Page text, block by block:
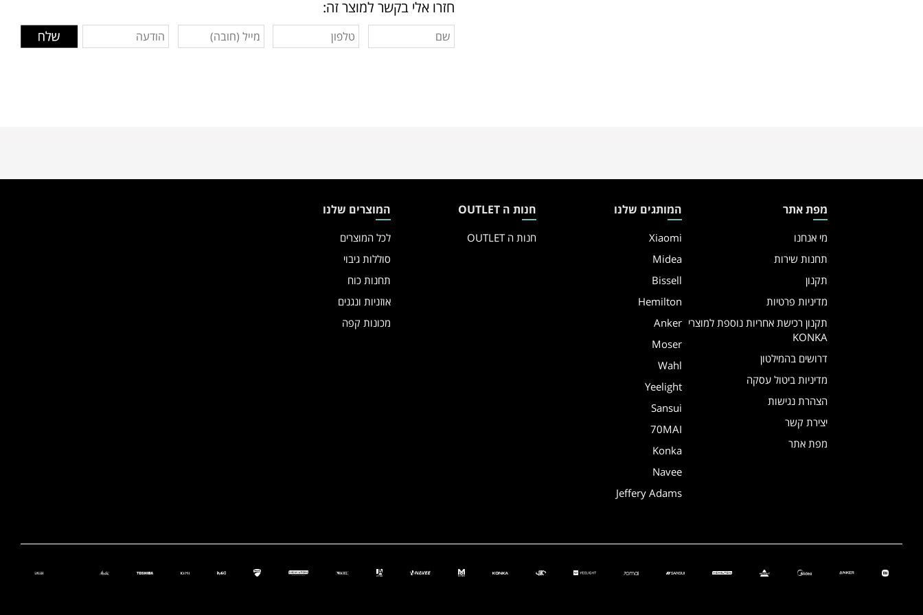
חזרו אלי בקשר למוצר זה:
מפת אתר
מי אנחנו
תחנות שירות
תקנון
מדיניות פרטיות
תקנון רכישת אחריות נוספת למוצרי
KONKA
דרושים בהמילטון
מדיניות ביטול עסקה
הצהרת נגישות
יצירת קשר
מפת אתר
המותגים שלנו
Xiaomi
Midea
Bissell
Hemilton
Anker
Moser
Wahl
Yeelight
Sansui
70MAI
Konka
Navee
Jeffery Adams
חנות ה OUTLET
חנות ה OUTLET
המוצרים שלנו
לכל המוצרים
סוללות גיבוי
תחנות כוח
אוזניות ונגנים
מכונות קפה